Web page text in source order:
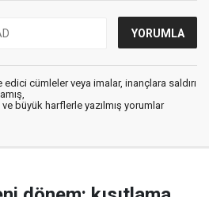
cümleler veya imalar, inançlara saldırı
büyük harflerle yazılmış yorumlar